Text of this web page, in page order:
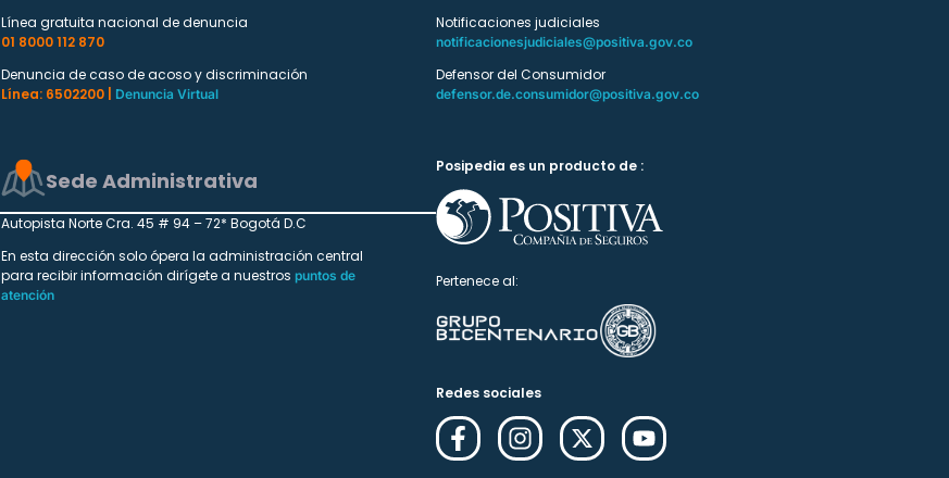
Línea gratuita nacional de denuncia
01 8000 112 870
Denuncia de caso de acoso y discriminación
Línea: 6502200 |
Denuncia Virtual
Notificaciones judiciales
notificacionesjudiciales@positiva.gov.co
Defensor del Consumidor
defensor.de.consumidor@positiva.gov.co
Sede Administrativa
Autopista Norte Cra. 45 # 94 – 72* Bogotá D.C
En esta dirección solo ópera la administración central
para recibir información dirígete a nuestros puntos de
atención
Posipedia es un producto de :
Pertenece al:
Redes sociales